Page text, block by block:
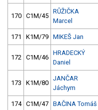
170 C1M/45
RŮŽIČKA
Marcel
171 K1M/79 MIKEŠ Jan
172 C1M/46
HRADECKÝ
Daniel
173 K1M/80
JANČAR
Jáchym
174 C1M/47 BAČINA Tomáš